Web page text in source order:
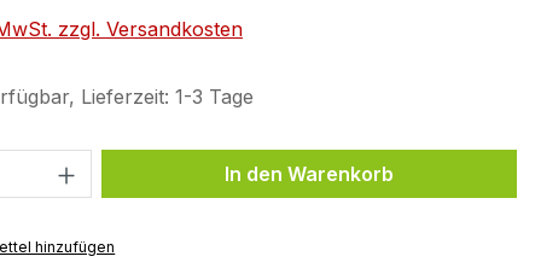
zzgl. Versandkosten
Lieferzeit: 1-3 Tage
Anzahl: Gib den gewünschten Wert
In den Warenkorb
hinzufügen